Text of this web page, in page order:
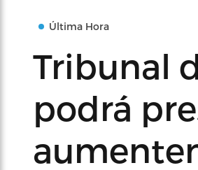
Última Hora
Tribunal
podrá